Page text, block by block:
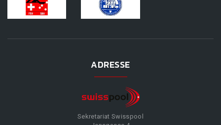
ADRESSE
Sekretariat Swisspool